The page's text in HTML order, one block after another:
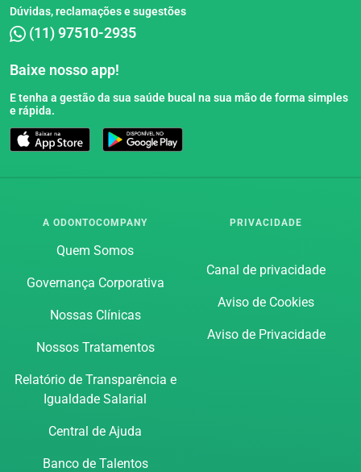
Dúvidas, reclamações e sugestões
(11) 97510-2935
Baixe nosso app!
E tenha a gestão da sua saúde bucal na sua mão de forma simples
e rápida.
A ODONTOCOMPANY
Quem Somos
Governança Corporativa
Nossas Clínicas
Nossos Tratamentos
Relatório de Transparência e
Igualdade Salarial
Central de Ajuda
Banco de Talentos
PRIVACIDADE
Canal de privacidade
Aviso de Cookies
Aviso de Privacidade